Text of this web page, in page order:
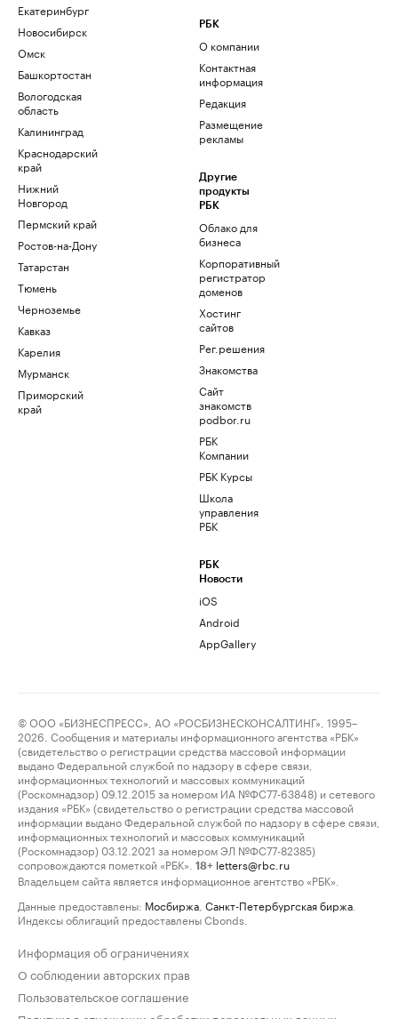
Екатеринбург
Новосибирск
Омск
Башкортостан
Вологодская
область
Калининград
Краснодарский
край
Нижний
Новгород
Пермский край
Ростов-на-Дону
Татарстан
Тюмень
Черноземье
Кавказ
Карелия
Мурманск
Приморский
край
РБК
О компании
Контактная
информация
Редакция
Размещение
рекламы
Другие
продукты
РБК
Облако для
бизнеса
Корпоративный
регистратор
доменов
Хостинг
сайтов
Рег.решения
Знакомства
Сайт
знакомств
podbor.ru
РБК
Компании
РБК Курсы
Школа
управления
РБК
РБК
Новости
iOS
Android
AppGallery
© ООО «БИЗНЕСПРЕСС», АО «РОСБИЗНЕСКОНСАЛТИНГ», 1995–
2026. Сообщения и материалы информационного агентства «РБК»
(свидетельство о регистрации средства массовой информации
выдано Федеральной службой по надзору в сфере связи,
информационных технологий и массовых коммуникаций
(Роскомнадзор) 09.12.2015 за номером ИА №ФС77-63848) и сетевого
издания «РБК» (свидетельство о регистрации средства массовой
информации выдано Федеральной службой по надзору в сфере связи,
информационных технологий и массовых коммуникаций
(Роскомнадзор) 03.12.2021 за номером ЭЛ №ФС77-82385)
сопровождаются пометкой «РБК».
18+ letters@rbc.ru
Владельцем сайта является информационное агентство «РБК».
Данные предоставлены: Мосбиржа Санкт-Петербургская биржа
Индексы облигаций предоставлены Cbonds.
Информация об ограничениях
О соблюдении авторских прав
Пользовательское соглашение